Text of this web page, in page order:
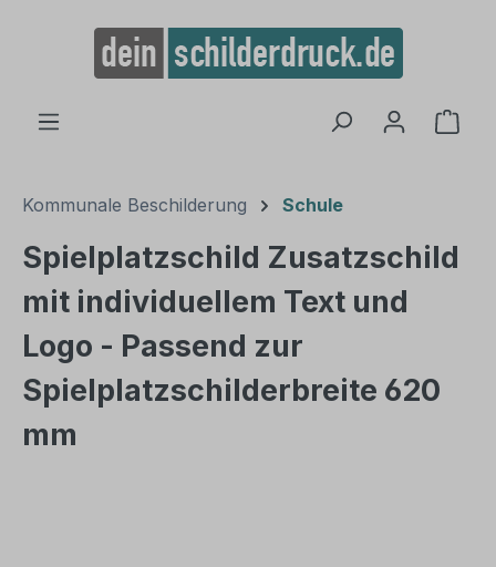
springen
Kommunale Beschilderung Schule
Spielplatzschild Zusatzschild
mit individuellem Text und
Logo - Passend zur
Spielplatzschilderbreite 620
mm